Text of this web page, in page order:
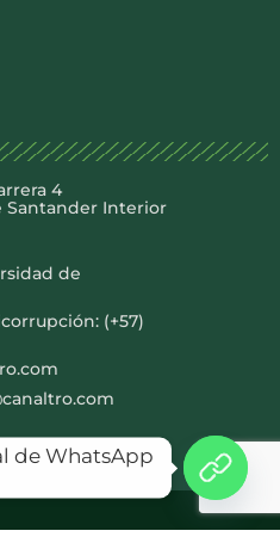
4
Santander Interior
de
(+57)
de WhatsApp